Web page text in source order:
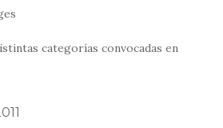
categorías convocadas en